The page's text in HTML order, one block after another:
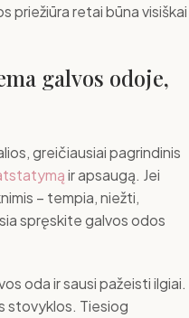
priežiūra retai būna visiškai
galvos odoje,
greičiausiai pagrindinis
ir apsaugą. Jei
– tempia, niežti,
spręskite galvos odos
oda ir sausi pažeisti ilgiai.
stovyklos. Tiesiog